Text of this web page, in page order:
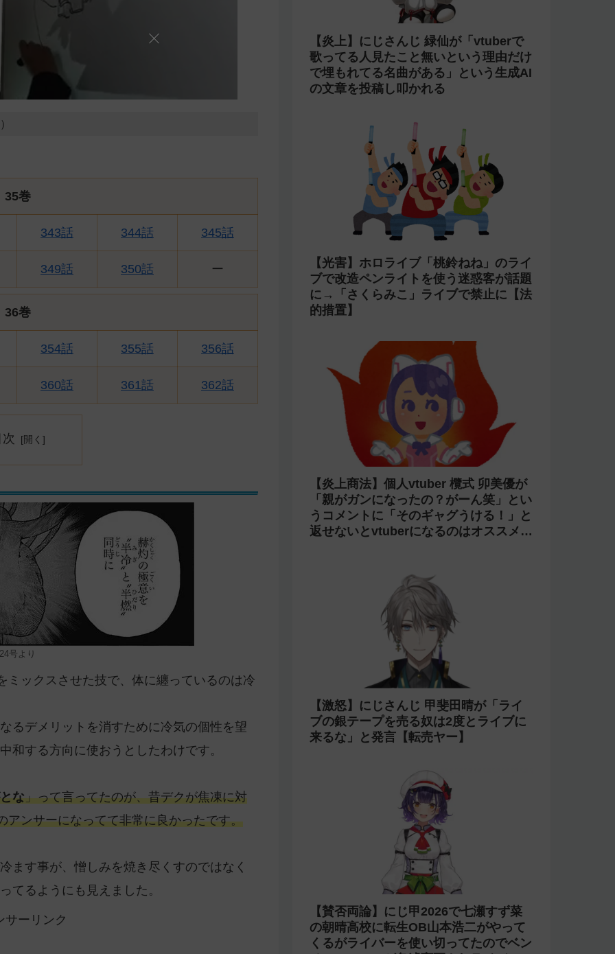
35巻
343話 344話 345話
349話 350話 ー
36巻
354話 355話 356話
360話 361話 362話
号より
ミックスさせた技で、体に纏っているのは冷
るデメリットを消すために冷気の個性を望
和する方向に使おうとしたわけです。
な」って言ってたのが、昔デクが焦凍に対
アンサーになってて非常に良かったです。
ます事が、憎しみを焼き尽くすのではなく
てるようにも見えました。
サーリンク
【炎上】にじさんじ 緑仙が「vtuberで
歌ってる人見たこと無いという理由だけ
で埋もれてる名曲がある」という生成AI
の文章を投稿し叩かれる
【光害】ホロライブ「桃鈴ねね」のライ
ブで改造ペンライトを使う迷惑客が話題
に→「さくらみこ」ライブで禁止に【法
的措置】
【炎上商法】個人vtuber 欖式 卯美優が
「親がガンになったの？がーん笑」とい
うコメントに「そのギャグうける！」と
返せないとvtuberになるのはオススメし
【激怒】にじさんじ 甲斐田晴が「ライ
ブの銀テープを売る奴は2度とライブに
来るな」と発言【転売ヤー】
【賛否両論】にじ甲2026で七瀬すず菜
の朝晴高校に転生OB山本浩二がやって
くるがライバーを使い切ってたのでベン